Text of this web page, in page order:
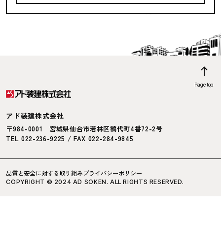
アド装建株式会社
〒984-0001 宮城県仙台市若林区鶴代町4番72-2号
TEL 022-236-9225 / FAX 022-284-9845
品質と安全に対する取り組みプライバシーポリシー
COPYRIGHT © 2024 AD SOKEN. ALL RIGHTS RESERVED.
Page top